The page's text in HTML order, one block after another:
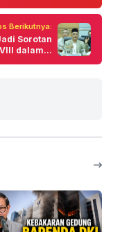
Berikutnya:
Sorotan
dalam...